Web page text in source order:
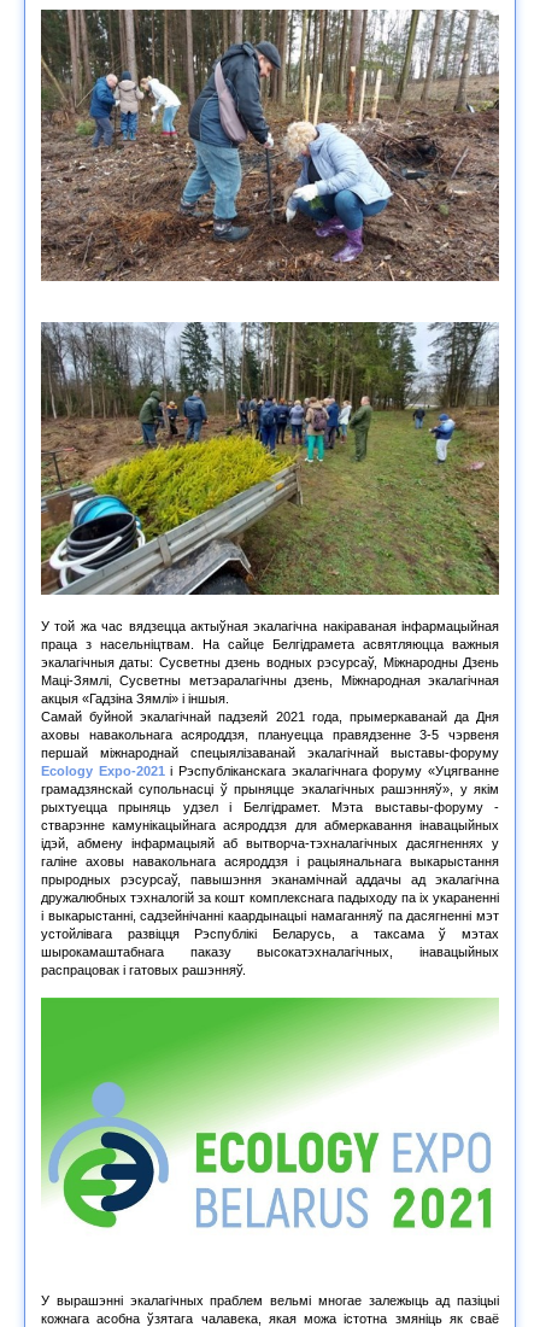
У той жа час вядзецца актыўная экалагічна накіраваная інфармацыйная
праца з насельніцтвам. На сайце Белгідрамета асвятляюцца важныя
экалагічныя даты: Сусветны дзень водных рэсурсаў, Міжнародны Дзень
Маці-Зямлі, Сусветны метэаралагічны дзень, Міжнародная экалагічная
акцыя «Гадзіна Зямлі» і іншыя.
Самай буйной экалагічнай падзеяй 2021 года, прымеркаванай да Дня
аховы навакольнага асяроддзя, плануецца правядзенне 3-5 чэрвеня
першай міжнароднай спецыялізаванай экалагічнай выставы-форуму
Ecology Expo-2021 і Рэспубліканскага экалагічнага форуму «Уцягванне
грамадзянскай супольнасці ў прыняцце экалагічных рашэнняў», у якім
рыхтуецца прыняць удзел і Белгідрамет. Мэта выставы-форуму -
стварэнне камунікацыйнага асяроддзя для абмеркавання інавацыйных
ідэй, абмену інфармацыяй аб вытворча-тэхналагічных дасягненнях у
галіне аховы навакольнага асяроддзя і рацыянальнага выкарыстання
прыродных рэсурсаў, павышэння эканамічнай аддачы ад экалагічна
дружалюбных тэхналогій за кошт комплекснага падыходу па іх укараненні
і выкарыстанні, садзейнічанні каардынацыі намаганняў па дасягненні мэт
устойлівага развіцця Рэспублікі Беларусь, а таксама ў мэтах
шырокамаштабнага паказу высокатэхналагічных, інавацыйных
распрацовак і гатовых рашэнняў.
У вырашэнні экалагічных праблем вельмі многае залежыць ад пазіцыі
кожнага асобна ўзятага чалавека, якая можа істотна змяніць як сваё